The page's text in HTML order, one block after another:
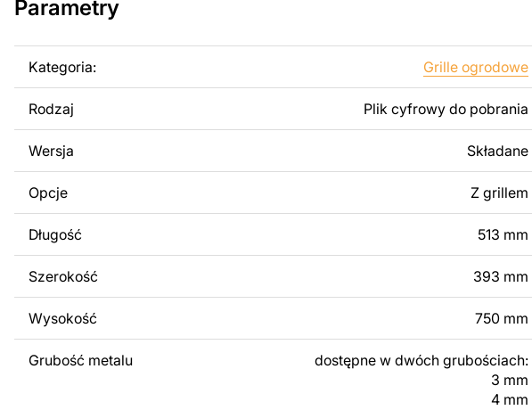
Można używać tych plików do tworzenia gotowych produktów zarówno do
odsprzedaż lub udostępnianie oryginalnych bądź zmodyfikowanych plików jest
Za dodatkową opłatą możemy dostosować projekt poprzez dodanie tekstu,
obrazów lub logo Twojej firmy albo wprowadzenie innych modyfikacji według
Twoich potrzeb. Jeśli potrzebujesz indywidualnego projektu metalowego
produktu, skontaktuj się z nami.
Jeśli masz jakiekolwiek pytania lub potrzebujesz pomocy, skontaktuj się z nami
w dowolnym momencie – zawsze chętnie pomożemy.
Parametry
Kategoria: Grille ogrodowe
Rodzaj Plik cyfrowy do pobrania
Wersja Składane
Opcje Z grillem
Długość 513 mm
Szerokość 393 mm
Wysokość 750 mm
Grubość metalu
dostępne w dwóch grubościach:
3 mm
4 mm